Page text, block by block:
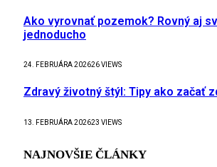
Ako vyrovnať pozemok? Rovný aj
jednoducho
24. FEBRUÁRA 202626VIEWS
Zdravý životný štýl: Tipy ako začať
13. FEBRUÁRA 202623 VIEWS
NAJNOVŠIE ČLÁNKY